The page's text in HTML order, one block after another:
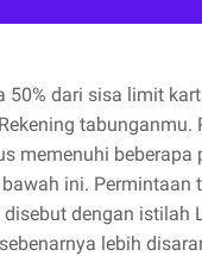
50% dari sisa limit
tabunganmu.
memenuhi beberapa
ini. Permintaan
dengan istilah
lebih